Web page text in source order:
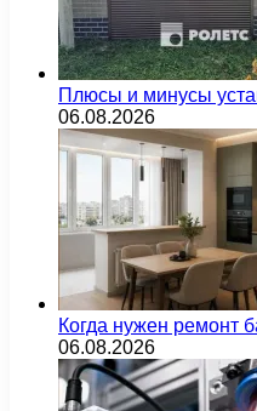
Плюсы и минусы
06.08.2026
Когда нужен ремонт
06.08.2026